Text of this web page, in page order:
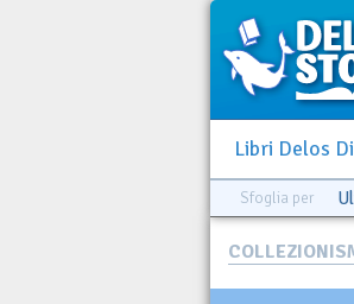
Libri Delos
Sfoglia per